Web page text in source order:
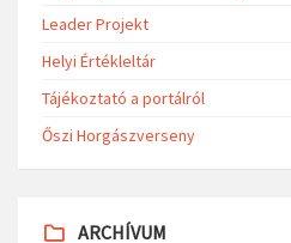
Leader Projekt
Helyi Értékleltár
Tájékoztató a portálról
Őszi Horgászverseny
ARCHÍVUM